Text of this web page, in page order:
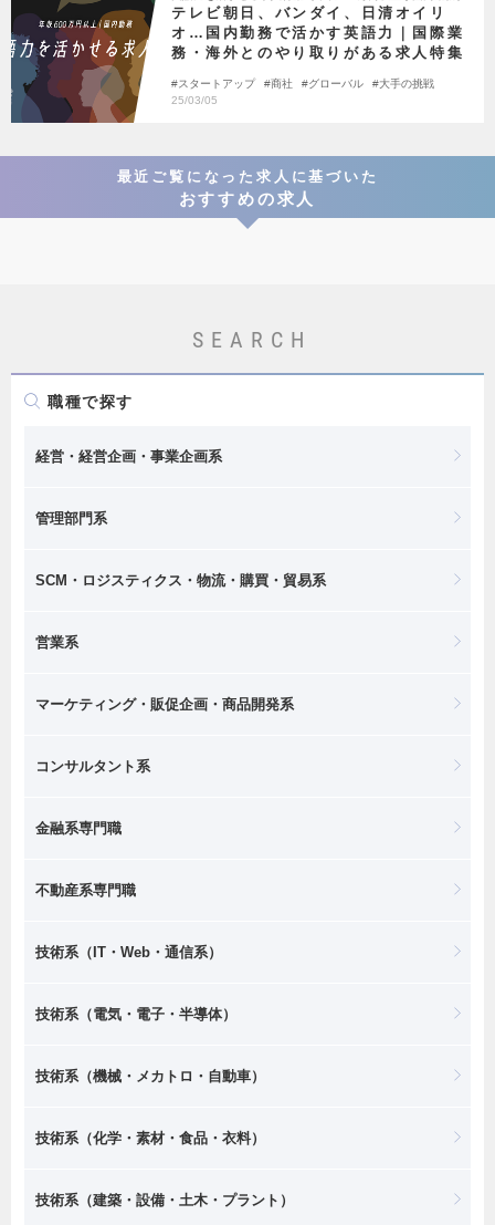
テレビ朝日、バンダイ、日清オイリ
オ…国内勤務で活かす英語力｜国際業
務・海外とのやり取りがある求人特集
スタートアップ 商社 グローバル
大手の挑戦
25/03/05
最近ご覧になった求人に基づいた
おすすめの求人
SEARCH
職種で探す
経営・経営企画・事業企画系
管理部門系
SCM・ロジスティクス・物流・購買・貿易系
営業系
マーケティング・販促企画・商品開発系
コンサルタント系
金融系専門職
不動産系専門職
技術系（IT・Web・通信系）
技術系（電気・電子・半導体）
技術系（機械・メカトロ・自動車）
技術系（化学・素材・食品・衣料）
技術系（建築・設備・土木・プラント）